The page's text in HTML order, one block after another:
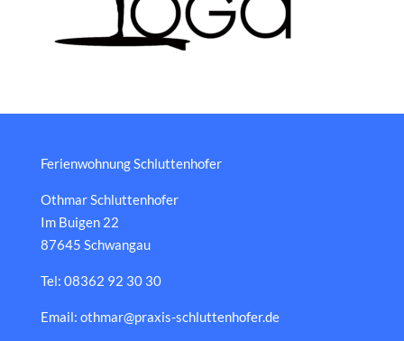
Ferienwohnung Schluttenhofer
Othmar Schluttenhofer
Im Buigen 22
87645 Schwangau
Tel: 08362 92 30 30
Email: othmar@praxis-schluttenhofer.de